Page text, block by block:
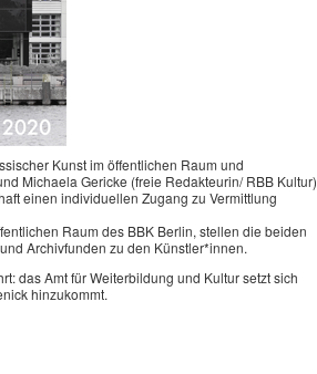
Kunst im öffentlichen Raum und
Michaela Gericke (freie Redakteurin/ RBB Kultur)
einen individuellen Zugang zu Vermittlung
Raum des BBK Berlin, stellen die beiden
Archivfunden zu den Künstler*innen.
das Amt für Weiterbildung und Kultur setzt sich
hinzukommt.